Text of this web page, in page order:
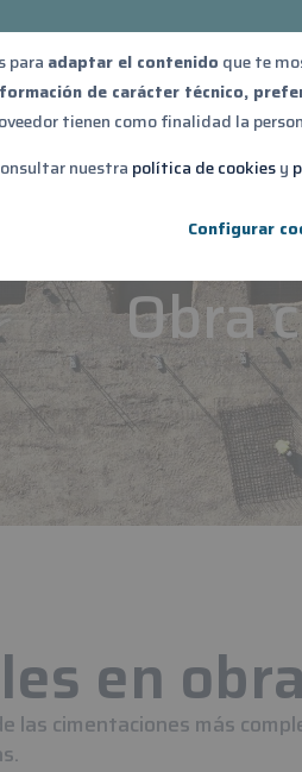
para adaptar el contenido que te
de carácter técnico,
tienen como finalidad la
nuestra política de cookiesy
Configurar
Obra
en
cimentaciones más